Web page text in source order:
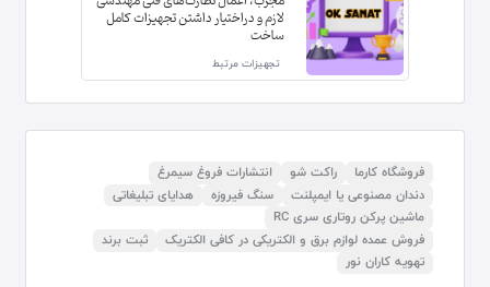
لازم و دراختیار داشتن تجهیزات کامل
ساخت
تجهیزات مرتبط
فروشگاه کارما راکت شو
انتشارات فروغ سیمرغ
دندان مصنوعی یا ایمپلنت
سنگ فیروزه
هدایای تبلیغاتی
ماشین پرکن روتاری سری RC
فروش عمده لوازم برق و الکتریکی در کافی الکتریک
ثبت برند
تهویه کاران نور